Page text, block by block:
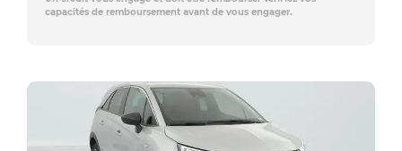
capacités de remboursement avant de vous engager.